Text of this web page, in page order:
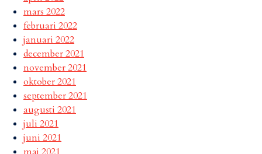
mars 2022
februari 2022
januari 2022
december 2021
november 2021
oktober 2021
september 2021
augusti 2021
juli 2021
juni 2021